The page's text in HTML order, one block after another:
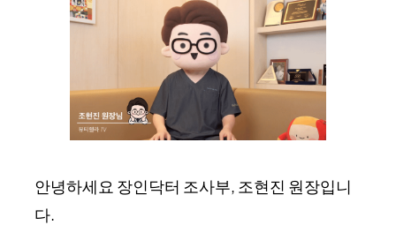
안녕하세요 장인닥터 조사부, 조현진 원장입니
다.